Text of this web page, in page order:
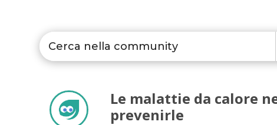
Le malattie da calore
prevenirle